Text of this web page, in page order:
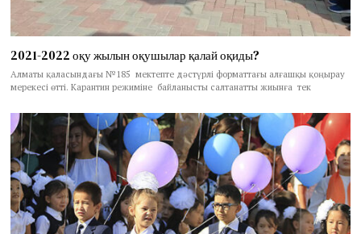
2021-2022 оқу жылын оқушылар қалай оқиды?
Алматы қаласындағы №185 мектепте дәстүрлі форматтағы алғашқы қоңырау
мерекесі өтті. Карантин режиміне байланысты салтанатты жиынға тек